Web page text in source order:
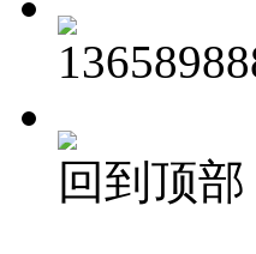
回到顶部